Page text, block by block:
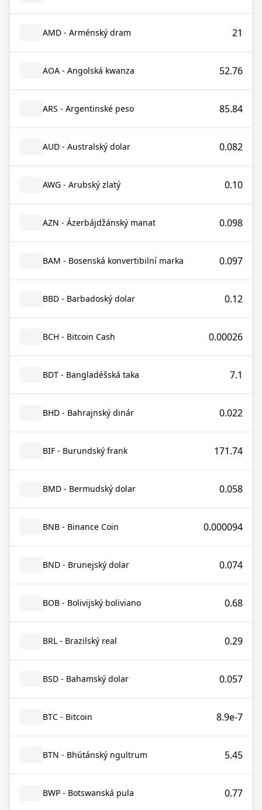
AMD - Arménský dram 21
AOA - Angolská kwanza 52.76
ARS - Argentinské peso 85.84
AUD - Australský dolar 0.082
AWG - Arubský zlatý 0.10
AZN - Ázerbájdžánský manat 0.098
BAM - Bosenská konvertibilní marka 0.097
BBD - Barbadoský dolar 0.12
BCH - Bitcoin Cash 0.00026
BDT - Bangladéšská taka 7.1
BHD - Bahrajnský dinár 0.022
BIF - Burundský frank 171.74
BMD - Bermudský dolar 0.058
BNB - Binance Coin 0.000094
BND - Brunejský dolar 0.074
BOB - Bolivijský boliviano 0.68
BRL - Brazilský real 0.29
BSD - Bahamský dolar 0.057
BTC - Bitcoin 8.9e-7
BTN - Bhútánský ngultrum 5.45
BWP - Botswanská pula 0.77